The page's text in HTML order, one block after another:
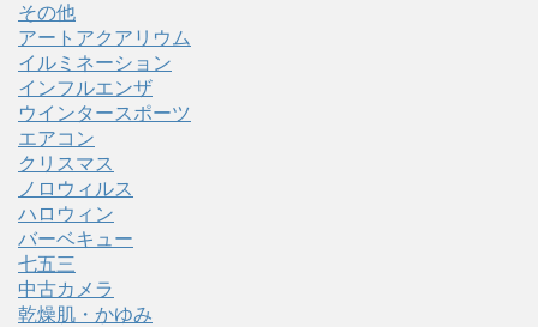
その他
アートアクアリウム
イルミネーション
インフルエンザ
ウインタースポーツ
エアコン
クリスマス
ノロウィルス
ハロウィン
バーベキュー
七五三
中古カメラ
乾燥肌・かゆみ